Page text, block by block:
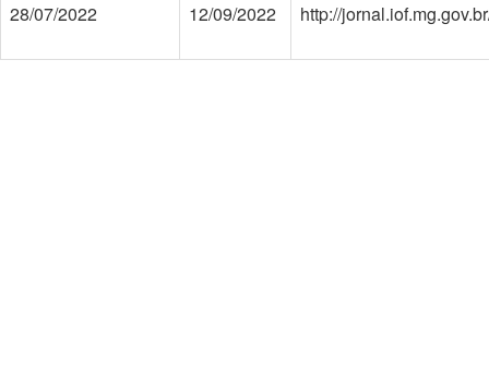
28/07/2022 12/09/2022 http://